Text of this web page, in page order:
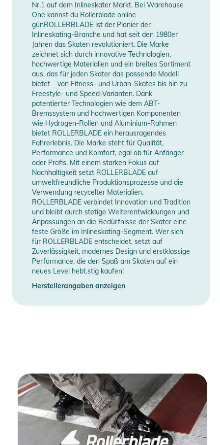
Nr.1 auf dem Inlineskater Markt. Bei Warehouse
One kannst du Rollerblade online
günROLLERBLADE ist der Pionier der
Inlineskating-Branche und hat seit den 1980er
Jahren das Skaten revolutioniert. Die Marke
zeichnet sich durch innovative Technologien,
hochwertige Materialien und ein breites Sortiment
aus, das für jeden Skater das passende Modell
bietet – von Fitness- und Urban-Skates bis hin zu
Freestyle- und Speed-Varianten. Dank
patentierter Technologien wie dem ABT-
Bremssystem und hochwertigen Komponenten
wie Hydrogen-Rollen und Aluminium-Rahmen
bietet ROLLERBLADE ein herausragendes
Fahrerlebnis. Die Marke steht für Qualität,
Performance und Komfort, egal ob für Anfänger
oder Profis. Mit einem starken Fokus auf
Nachhaltigkeit setzt ROLLERBLADE auf
umweltfreundliche Produktionsprozesse und die
Verwendung recycelter Materialien.
ROLLERBLADE verbindet Innovation und Tradition
und bleibt durch stetige Weiterentwicklungen und
Anpassungen an die Bedürfnisse der Skater eine
feste Größe im Inlineskating-Segment. Wer sich
für ROLLERBLADE entscheidet, setzt auf
Zuverlässigkeit, modernes Design und erstklassige
Performance, die den Spaß am Skaten auf ein
neues Level hebt.stig kaufen!
Herstellerangaben anzeigen